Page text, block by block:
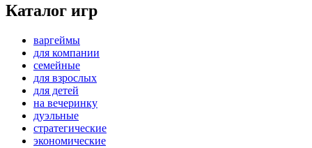
Каталог игр
варгеймы
для компании
семейные
для взрослых
для детей
на вечеринку
дуэльные
стратегические
экономические